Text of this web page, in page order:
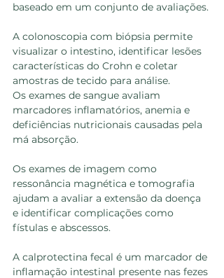
baseado em um conjunto de avaliações.
A colonoscopia com biópsia permite
visualizar o intestino, identificar lesões
características do Crohn e coletar
amostras de tecido para análise.
Os exames de sangue avaliam
marcadores inflamatórios, anemia e
deficiências nutricionais causadas pela
má absorção.
Os exames de imagem como
ressonância magnética e tomografia
ajudam a avaliar a extensão da doença
e identificar complicações como
fístulas e abscessos.
A calprotectina fecal é um marcador de
inflamação intestinal presente nas fezes